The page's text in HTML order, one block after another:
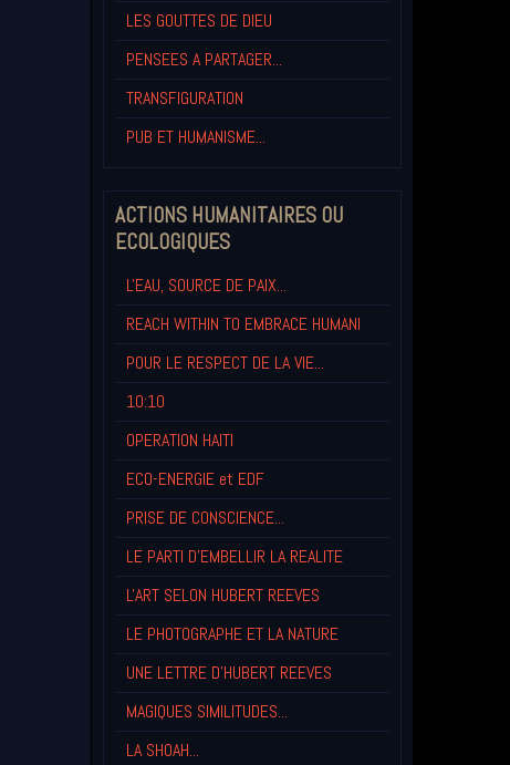
LES GOUTTES DE DIEU
PENSEES A PARTAGER...
TRANSFIGURATION
PUB ET HUMANISME...
ACTIONS HUMANITAIRES OU
ECOLOGIQUES
L'EAU, SOURCE DE PAIX...
REACH WITHIN TO EMBRACE HUMANI
POUR LE RESPECT DE LA VIE...
10:10
OPERATION HAITI
ECO-ENERGIE et EDF
PRISE DE CONSCIENCE...
LE PARTI D'EMBELLIR LA REALITE
L'ART SELON HUBERT REEVES
LE PHOTOGRAPHE ET LA NATURE
UNE LETTRE D'HUBERT REEVES
MAGIQUES SIMILITUDES...
LA SHOAH...